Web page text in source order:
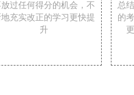
过任何得分的机会，不
地充实改正的学习更快提
升
总
的